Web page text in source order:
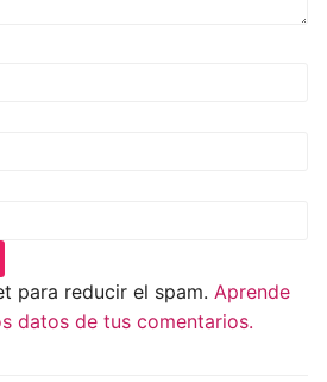
para reducir el spam. Aprende
datos de tus comentarios.